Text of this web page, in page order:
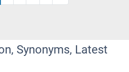
Synonyms, Latest